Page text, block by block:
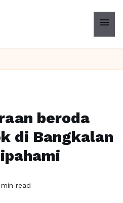
menu
beroda
di Bangkalan
read